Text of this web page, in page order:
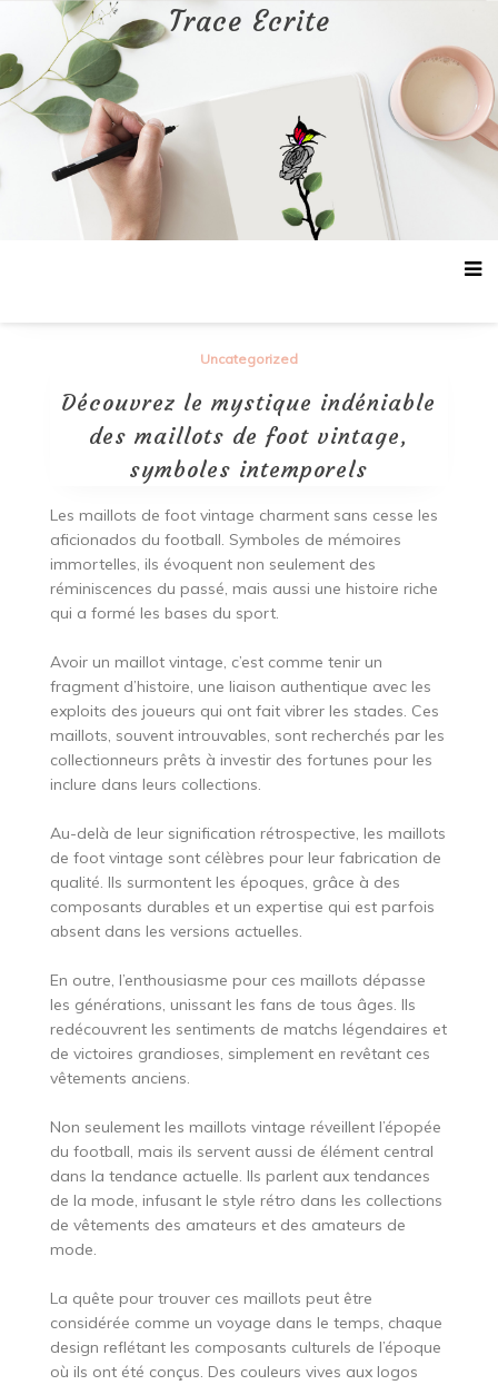
contenu
Trace Ecrite
Uncategorized
Découvrez le mystique indéniable
des maillots de foot vintage,
symboles intemporels
Les maillots de foot vintage charment sans cesse les
aficionados du football. Symboles de mémoires
immortelles, ils évoquent non seulement des
réminiscences du passé, mais aussi une histoire riche
qui a formé les bases du sport.
Avoir un maillot vintage, c’est comme tenir un
fragment d’histoire, une liaison authentique avec les
exploits des joueurs qui ont fait vibrer les stades. Ces
maillots, souvent introuvables, sont recherchés par les
collectionneurs prêts à investir des fortunes pour les
inclure dans leurs collections.
Au-delà de leur signification rétrospective, les maillots
de foot vintage sont célèbres pour leur fabrication de
qualité. Ils surmontent les époques, grâce à des
composants durables et un expertise qui est parfois
absent dans les versions actuelles.
En outre, l’enthousiasme pour ces maillots dépasse
les générations, unissant les fans de tous âges. Ils
redécouvrent les sentiments de matchs légendaires et
de victoires grandioses, simplement en revêtant ces
vêtements anciens.
Non seulement les maillots vintage réveillent l’épopée
du football, mais ils servent aussi de élément central
dans la tendance actuelle. Ils parlent aux tendances
de la mode, infusant le style rétro dans les collections
de vêtements des amateurs et des amateurs de
mode.
La quête pour trouver ces maillots peut être
considérée comme un voyage dans le temps, chaque
design reflétant les composants culturels de l’époque
où ils ont été conçus. Des couleurs vives aux logos